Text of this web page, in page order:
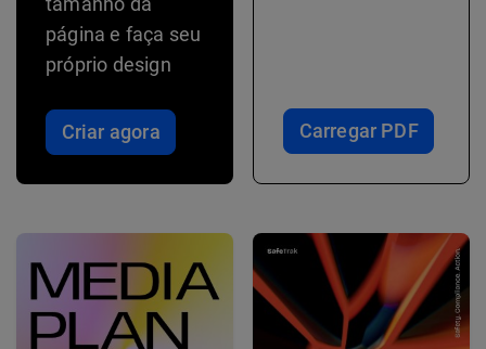
página e faça seu
próprio design
Criar agora Carregar PDF